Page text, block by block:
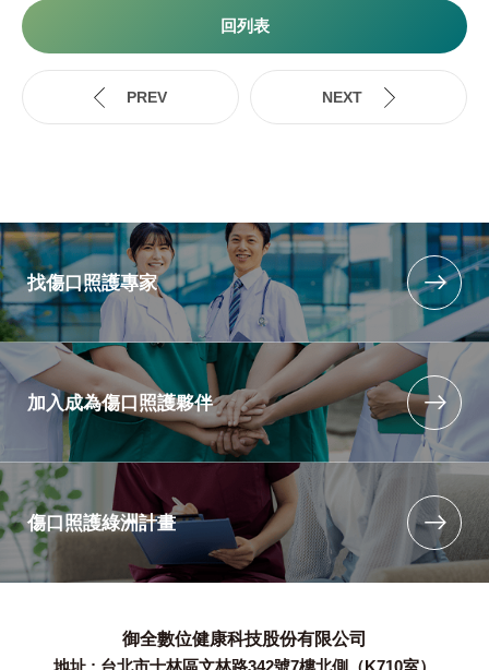
回列表
找傷口照護專家
加入成為傷口照護夥伴
傷口照護綠洲計畫
御全數位健康科技股份有限公司
地址 : 台北市士林區文林路342號7樓北側（K710室）